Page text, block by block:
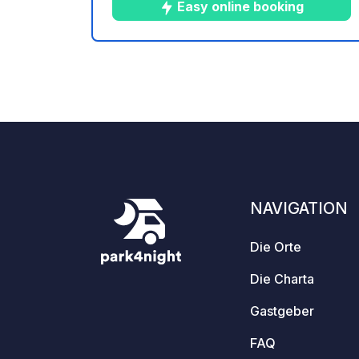
Spielmöglichkeiten im Freien – alles
eingebettet in ein 6 Hektar großes,
Easy online booking
NAVIGATION
Die Orte
Die Charta
Gastgeber
FAQ